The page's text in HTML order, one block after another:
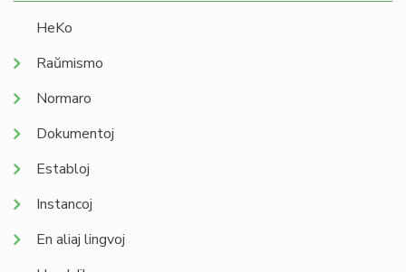
HeKo
Raŭmismo
Normaro
Dokumentoj
Establoj
Instancoj
En aliaj lingvoj